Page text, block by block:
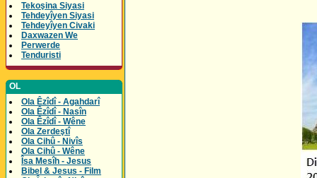
Tekoşina Siyasi
Tehdeyîyen Siyasi
Tehdeyîyen Civaki
Daxwazen We
Perwerde
Tenduristi
OL
Ola Êzîdî - Agahdarî
Ola Êzîdî - Nasîn
Ola Êzîdî - Wêne
Ola Zerdeştî
Ola Cihû - Nivîs
Ola Cihû - Wêne
Îsa Mesîh - Jesus
Bibel & Jesus - Film